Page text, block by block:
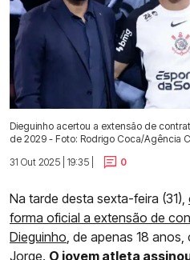
Dieguinho acertou a extensão de
de 2029 - Foto: Rodrigo Coca/Agência
31 Out 2025 | 19:35 |
0
Na tarde desta sexta-feira (31),
forma oficial a extensão de
Dieguinho, de apenas 18
Jorge. O jovem atleta